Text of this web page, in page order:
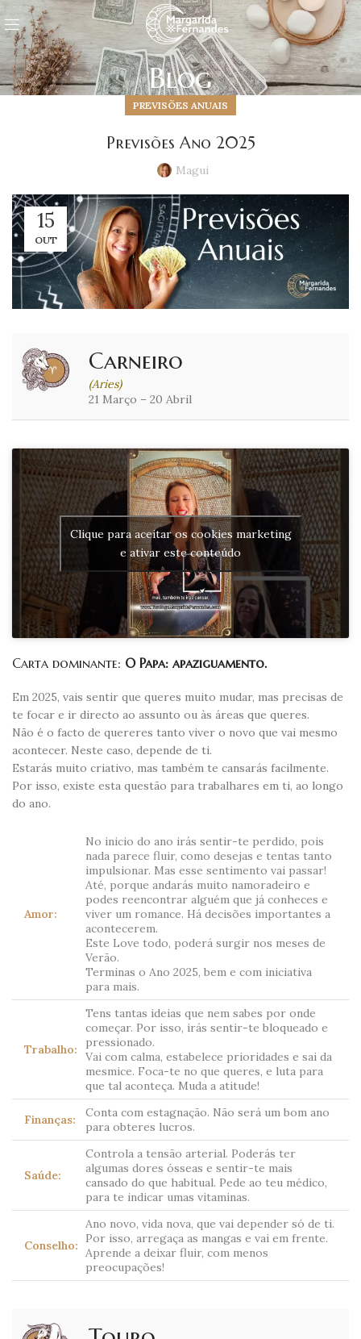
Blog
PREVISÕES ANUAIS
Previsões Ano 2025
Magui
15
OUT
Carneiro
(Aries)
21 Março – 20 Abril
Clique para aceitar os cookies marketing
e ativar este conteúdo
Carta dominante: O Papa: apaziguamento.
Em 2025, vais sentir que queres muito mudar, mas precisas de
te focar e ir directo ao assunto ou às áreas que queres.
Não é o facto de quereres tanto viver o novo que vai mesmo
acontecer. Neste caso, depende de ti.
Estarás muito criativo, mas também te cansarás facilmente.
Por isso, existe esta questão para trabalhares em ti, ao longo
do ano.
Amor:
No inicio do ano irás sentir-te perdido, pois
nada parece fluir, como desejas e tentas tanto
impulsionar. Mas esse sentimento vai passar!
Até, porque andarás muito namoradeiro e
podes reencontrar alguém que já conheces e
viver um romance. Há decisões importantes a
acontecerem.
Este Love todo, poderá surgir nos meses de
Verão.
Terminas o Ano 2025, bem e com iniciativa
para mais.
Trabalho:
Tens tantas ideias que nem sabes por onde
começar. Por isso, irás sentir-te bloqueado e
pressionado.
Vai com calma, estabelece prioridades e sai da
mesmice. Foca-te no que queres, e luta para
que tal aconteça. Muda a atitude!
Finanças:
Conta com estagnação. Não será um bom ano
para obteres lucros.
Saúde:
Controla a tensão arterial. Poderás ter
algumas dores ósseas e sentir-te mais
cansado do que habitual. Pede ao teu médico,
para te indicar umas vitaminas.
Conselho:
Ano novo, vida nova, que vai depender só de ti.
Por isso, arregaça as mangas e vai em frente.
Aprende a deixar fluir, com menos
preocupações!